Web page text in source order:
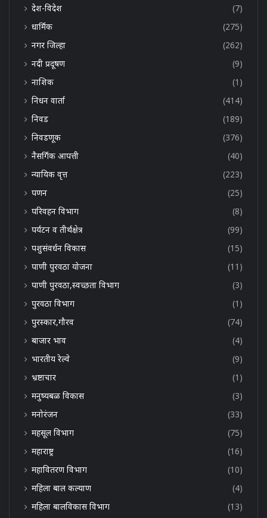
देश-विदेश
(7)
धार्मिक
(275)
नगर जिल्हा
(262)
नदी प्रदूषण
(9)
नाशिक
(1)
निधन वार्ता
(414)
निवड
(189)
निवडणूक
(376)
नैसर्गिक आपत्ती
(40)
न्यायिक वृत्त
(223)
पणन
(25)
परिवहन विभाग
(8)
पर्यटन व तीर्थक्षेत्र
(99)
पशुसंवर्धन विकास
(15)
पाणी पुरवठा योजना
(11)
पाणी पुरवठा,स्वच्छता विभाग
(3)
पुरवठा विभाग
(1)
पुरस्कार,गौरव
(74)
बाजार भाव
(4)
भारतीय रेल्वे
(9)
भ्रष्टाचार
(1)
मनुष्यबळ विकास
(3)
मनोरंजन
(33)
महसूल विभाग
(75)
महाराष्ट्र
(16)
महावितरण विभाग
(10)
महिला बाल कल्याण
(4)
महिला बालविकास विभाग
(13)